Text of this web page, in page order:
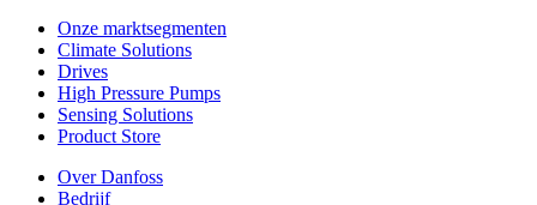
Onze marktsegmenten
Climate Solutions
Drives
High Pressure Pumps
Sensing Solutions
Product Store
Over Danfoss
Bedrijf